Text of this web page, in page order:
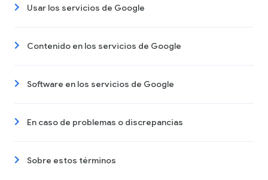
Usar los servicios de Google
Contenido en los servicios de Google
Software en los servicios de Google
En caso de problemas o discrepancias
Sobre estos términos